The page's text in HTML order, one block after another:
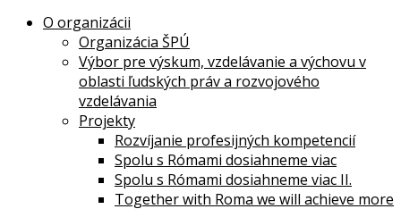
O organizácii
Organizácia ŠPÚ
Výbor pre výskum, vzdelávanie a výchovu v
oblasti ľudských práv a rozvojového
vzdelávania
Projekty
Rozvíjanie profesijných kompetencií
Spolu s Rómami dosiahneme viac
Spolu s Rómami dosiahneme viac II.
Together with Roma we will achieve more